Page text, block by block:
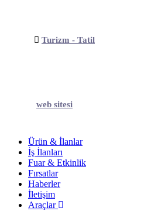
Turizm - Tatil
web sitesi
Ürün & İlanlar
İş İlanları
Fuar & Etkinlik
Fırsatlar
Haberler
İletişim
Araçlar